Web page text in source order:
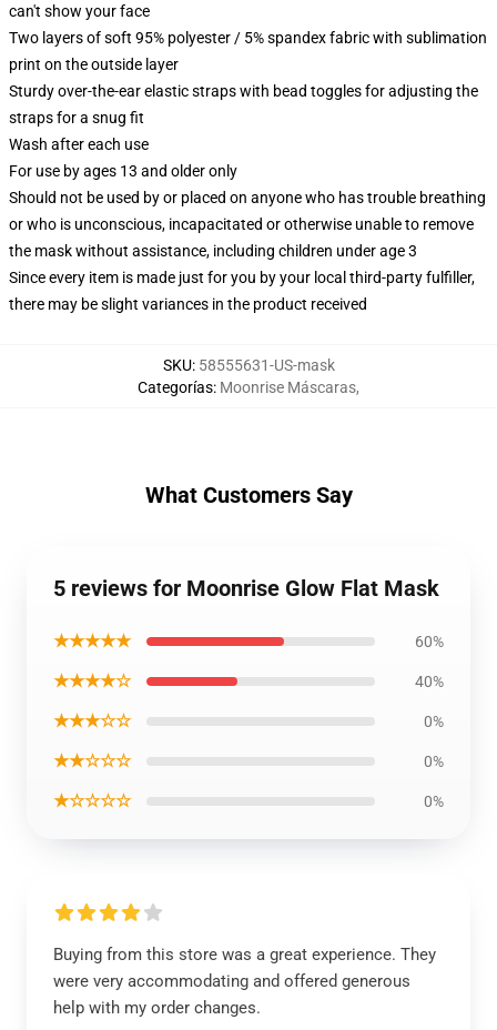
can't show your face
Two layers of soft 95% polyester / 5% spandex fabric with sublimation
print on the outside layer
Sturdy over-the-ear elastic straps with bead toggles for adjusting the
straps for a snug fit
Wash after each use
For use by ages 13 and older only
Should not be used by or placed on anyone who has trouble breathing
or who is unconscious, incapacitated or otherwise unable to remove
the mask without assistance, including children under age 3
Since every item is made just for you by your local third-party fulfiller,
there may be slight variances in the product received
SKU: 58555631-US-mask
Categorías: Moonrise Máscaras,
What Customers Say
5 reviews for Moonrise Glow Flat Mask
★★★★★ 60%
★★★★☆ 40%
★★★☆☆ 0%
★★☆☆☆ 0%
★☆☆☆☆ 0%
Buying from this store was a great experience. They
were very accommodating and offered generous
help with my order changes.